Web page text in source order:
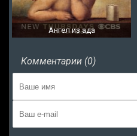
Ангел из ада
Комментарии (0)